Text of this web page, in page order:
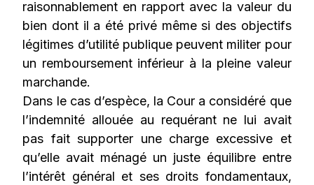
raisonnablement en rapport avec la valeur du
bien dont il a été privé même si des objectifs
légitimes d’utilité publique peuvent militer pour
un remboursement inférieur à la pleine valeur
marchande.
Dans le cas d’espèce, la Cour a considéré que
l’indemnité allouée au requérant ne lui avait
pas fait supporter une charge excessive et
qu’elle avait ménagé un juste équilibre entre
l’intérêt général et ses droits fondamentaux,